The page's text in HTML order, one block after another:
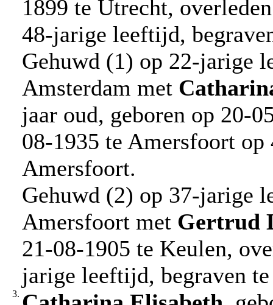
1899 te Utrecht,
48-jarige leeftijd,
Gehuwd (1) op 22-jarige
Amsterdam met
jaar oud, geboren op 20-
08-1935 te Amersfoort
Amersfoort.
Gehuwd (2) op 37-jarige
Amersfoort met Gertrud
21-08-1905 te Keulen,
jarige leeftijd, begraven
3.